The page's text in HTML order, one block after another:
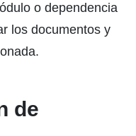
o dependencia
los documentos y
de